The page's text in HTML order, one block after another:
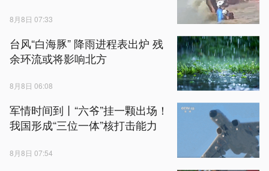
8月8日 07:33
台风“白海豚” 降雨进程表出炉 残
余环流或将影响北方
8月8日 06:08
军情时间到丨“六爷”挂一颗出场！
我国形成“三位一体”核打击能力
8月8日 07:54